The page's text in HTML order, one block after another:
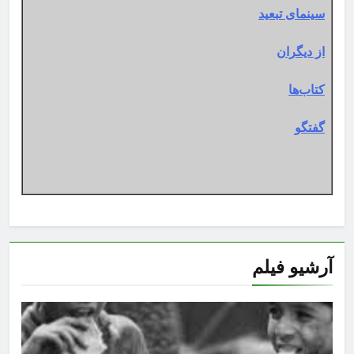
سینمای تبعید
از دیگران
کتاب‌ها
گفتگو
آرشیو فیلم